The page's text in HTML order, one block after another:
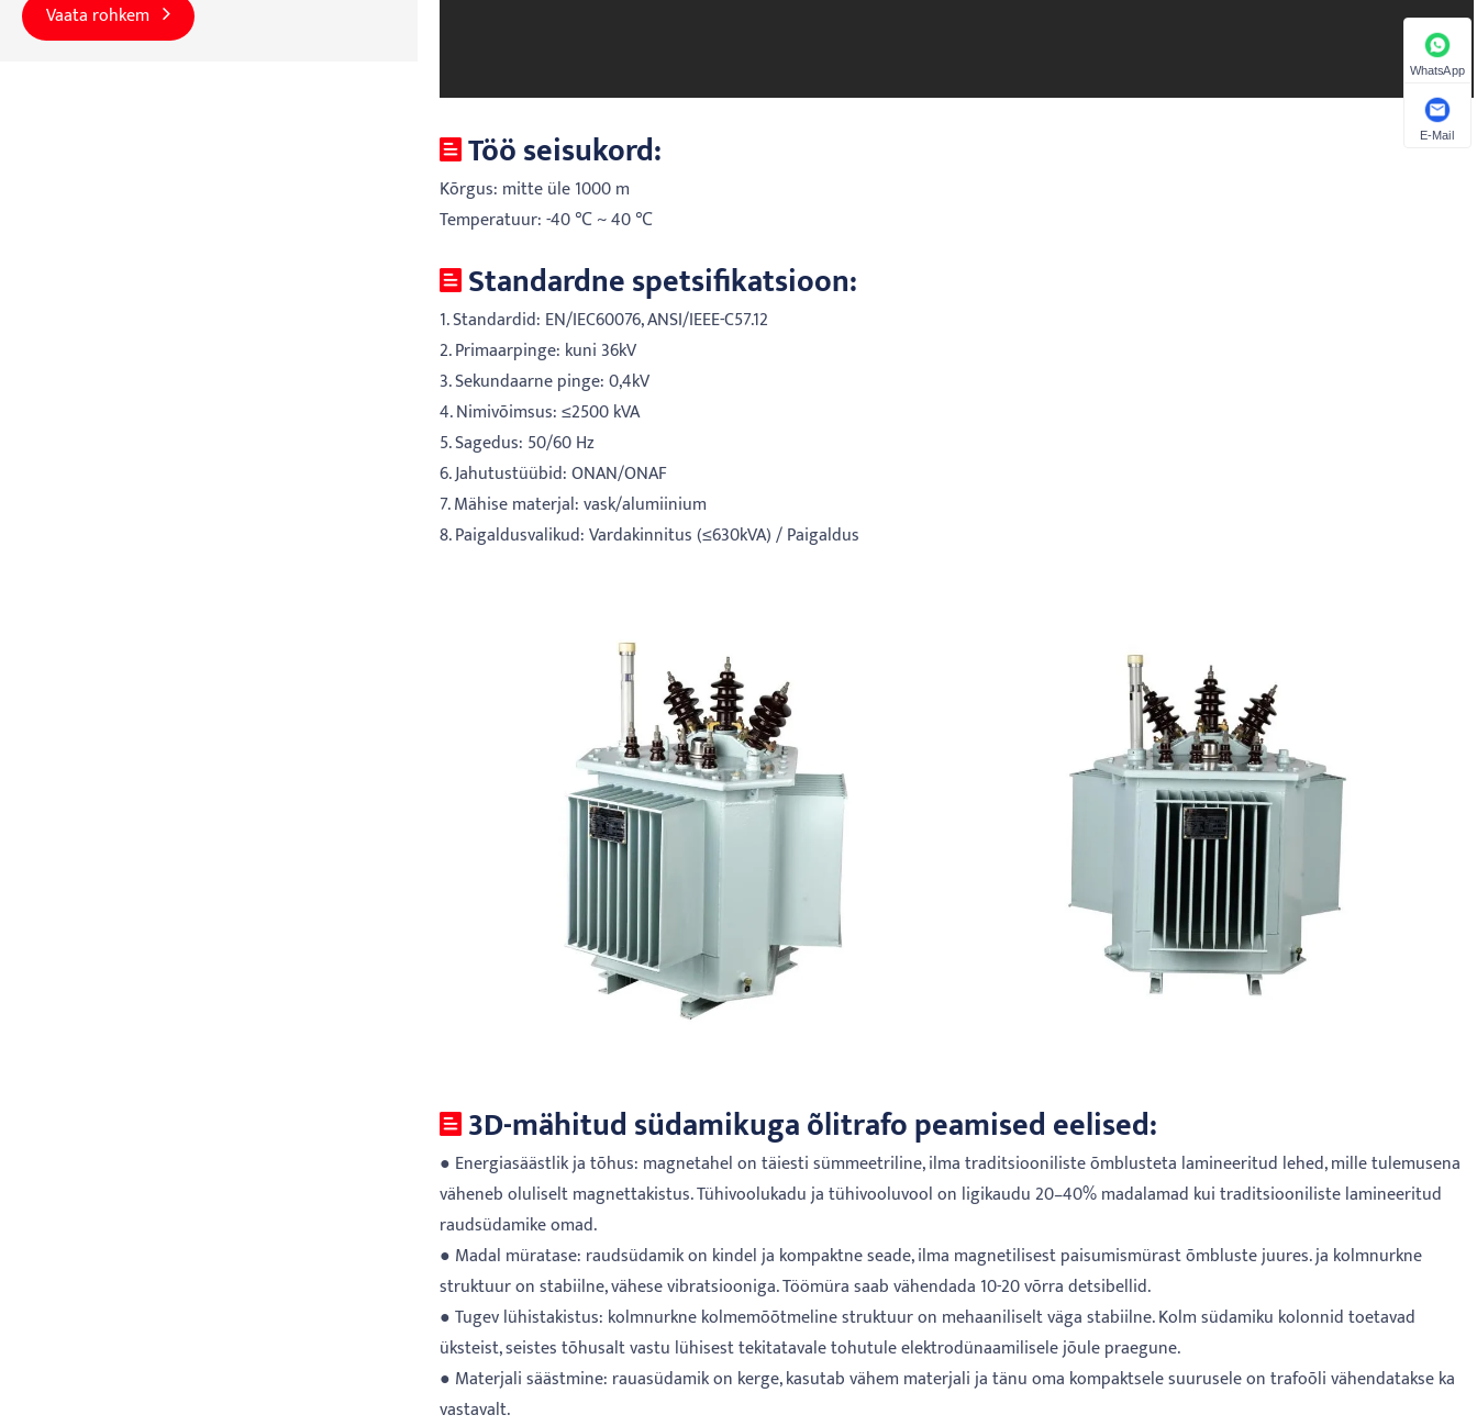
Vaata rohkem
Töö seisukord:
Kõrgus: mitte üle 1000 m
Temperatuur: -40 ℃ ~ 40 ℃
Standardne spetsifikatsioon:
1. Standardid: EN/IEC60076, ANSI/IEEE-C57.12
2. Primaarpinge: kuni 36kV
3. Sekundaarne pinge: 0,4kV
4. Nimivõimsus: ≤2500 kVA
5. Sagedus: 50/60 Hz
6. Jahutustüübid: ONAN/ONAF
7. Mähise materjal: vask/alumiinium
8. Paigaldusvalikud: Vardakinnitus (≤630kVA) / Paigaldus
3D-mähitud südamikuga õlitrafo peamised eelised:
● Energiasäästlik ja tõhus: magnetahel on täiesti sümmeetriline, ilma traditsiooniliste õmblusteta lamineeritud lehed, mille tulemusena
väheneb oluliselt magnettakistus. Tühivoolukadu ja tühivooluvool on ligikaudu 20–40% madalamad kui traditsiooniliste lamineeritud
raudsüdamike omad.
● Madal müratase: raudsüdamik on kindel ja kompaktne seade, ilma magnetilisest paisumismürast õmbluste juures. ja kolmnurkne
struktuur on stabiilne, vähese vibratsiooniga. Töömüra saab vähendada 10-20 võrra detsibellid.
● Tugev lühistakistus: kolmnurkne kolmemõõtmeline struktuur on mehaaniliselt väga stabiilne. Kolm südamiku kolonnid toetavad
üksteist, seistes tõhusalt vastu lühisest tekitatavale tohutule elektrodünaamilisele jõule praegune.
● Materjali säästmine: rauasüdamik on kerge, kasutab vähem materjali ja tänu oma kompaktsele suurusele on trafoõli vähendatakse ka
vastavalt.
WhatsApp
E-Mail